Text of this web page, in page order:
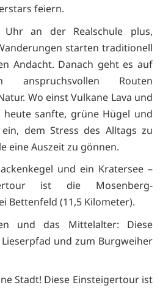
feiern.
an der Realschule plus,
starten traditionell
Andacht. Danach geht es auf
anspruchsvollen Routen
Wo einst Vulkane Lava und
heute sanfte, grüne Hügel und
dem Stress des Alltags zu
eine Auszeit zu gönnen.
und ein Kratersee –
ist die Mosenberg-
Bettenfeld (11,5 Kilometer).
und das Mittelalter: Diese
und zum Burgweiher
Stadt! Diese Einsteigertour ist